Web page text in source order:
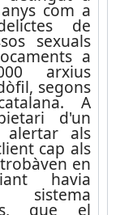
com a
de
sexuals
a
arxius
segons
A
d'un
als
cap als
en
havia
sistema
que el